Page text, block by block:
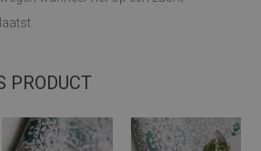
PRODUCT